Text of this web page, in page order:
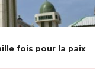
fois pour la paix